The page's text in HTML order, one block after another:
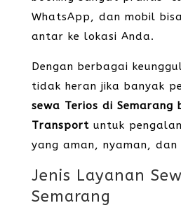
WhatsApp, dan mobil
antar ke lokasi Anda.
Dengan berbagai
tidak heran jika banyak
sewa Terios di Semarang
Transportuntuk
yang aman, nyaman, dan
Jenis Layanan
Semarang